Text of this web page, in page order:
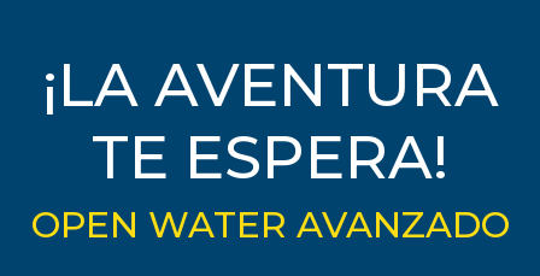
¡LA AVENTURA
TE ESPERA!
OPEN WATER AVANZADO